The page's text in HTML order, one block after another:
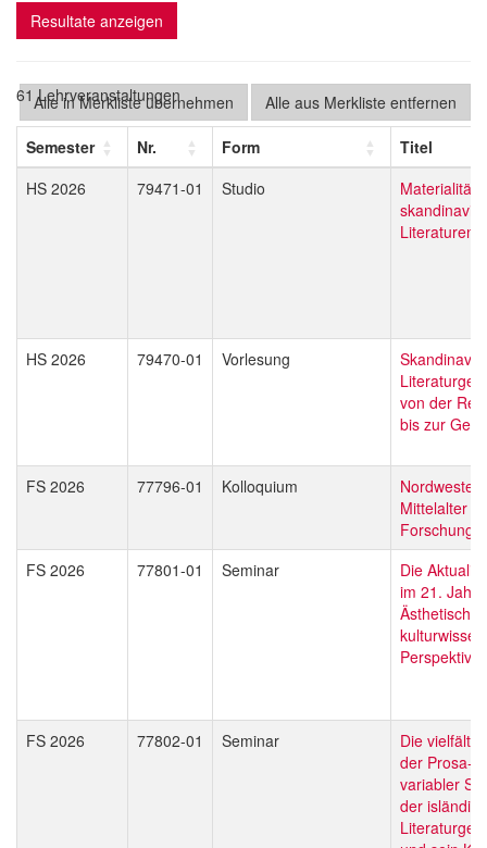
Resultate anzeigen
Alle aus Merkliste entfernen
Alle in Merkliste übernehmen
61 Lehrveranstaltungen
Semester Nr. Form
Titel
HS 2026
79471-01 Studio
Literaturen
HS 2026 79470-01 Vorlesung
von der
bis zur
FS 2026 77796-01 Kolloquium
Mittelalter -
Forschung
FS 2026
77801-01 Seminar
Die
im 21.
Ästhetische
FS 2026 77802-01 Seminar
Die
der Prosa-
variabler
der